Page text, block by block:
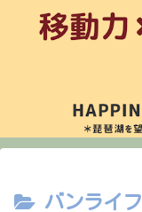
バンライフ